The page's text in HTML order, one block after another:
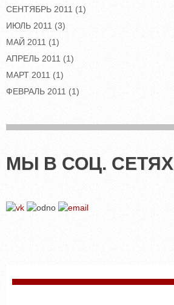
СЕНТЯБРЬ 2011 (1)
ИЮЛЬ 2011 (3)
МАЙ 2011 (1)
АПРЕЛЬ 2011 (1)
МАРТ 2011 (1)
ФЕВРАЛЬ 2011 (1)
МЫ В СОЦ. СЕТЯХ